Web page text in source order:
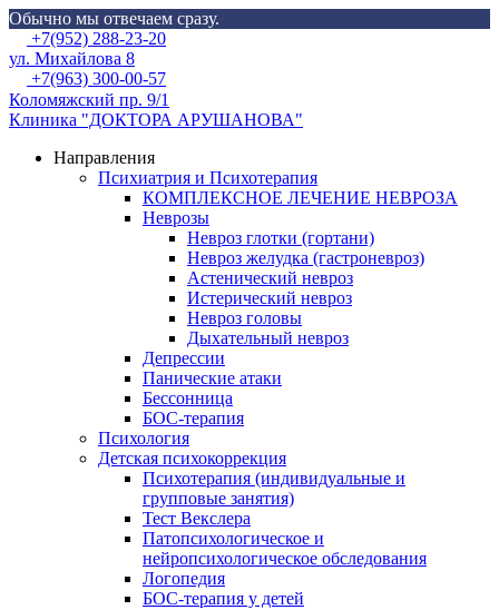
Обычно мы отвечаем сразу.
Skip
to
content
Menu+7(952) 288-23-20
ул. Михайлова 8
+7(963) 300-00-57
Коломяжский пр. 9/1
Клиника "ДОКТОРА АРУШАНОВА"
Направления
Психиатрия и Психотерапия
КОМПЛЕКСНОЕ ЛЕЧЕНИЕ НЕВРОЗА
Неврозы
Невроз глотки (гортани)
Невроз желудка (гастроневроз)
Астенический невроз
Истерический невроз
Невроз головы
Дыхательный невроз
Депрессии
Панические атаки
Бессонница
БОС-терапия
Психология
Детская психокоррекция
Психотерапия (индивидуальные и
групповые занятия)
Тест Векслера
Патопсихологическое и
нейропсихологическое обследования
Логопедия
БОС-терапия у детей